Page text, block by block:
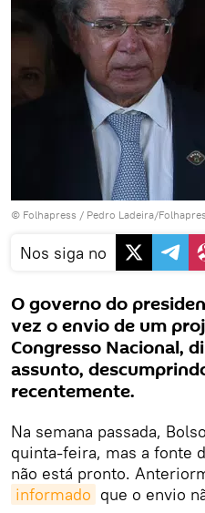
© Folhapress / Pedro Ladeira/
Nos siga no
O governo do
vez o envio de um
Congresso Nacional,
assunto,
recentemente.
Na semana passada,
quinta-feira, mas a fonte
não está pronto.
informado que o envio